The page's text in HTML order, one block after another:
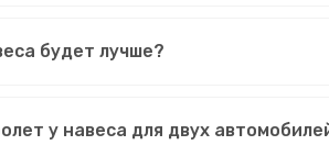
будет лучше?
у навеса для двух